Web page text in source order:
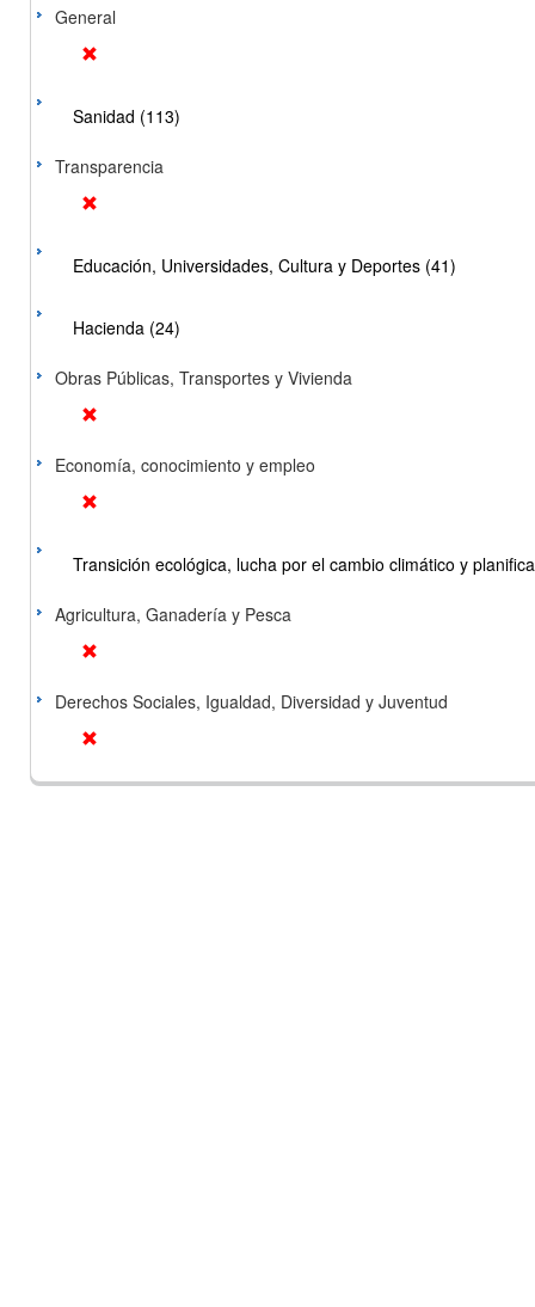
General
Sanidad (113)
Transparencia
Educación, Universidades, Cultura y Deportes (41)
Hacienda (24)
Obras Públicas, Transportes y Vivienda
Economía, conocimiento y empleo
Transición ecológica, lucha por el cambio climático y
Agricultura, Ganadería y Pesca
Derechos Sociales, Igualdad, Diversidad y Juventud